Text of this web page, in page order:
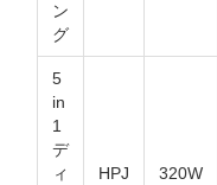
ン
グ
5
in
1
デ
ィ
HPJ 320W